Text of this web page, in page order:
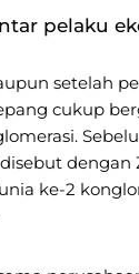
pelaku
setelah
cukup
dengan
ke-2